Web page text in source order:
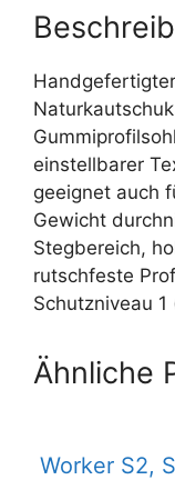
einstellbarer
geeignet auch
Gewicht
Stegbereich,
rutschfeste
Schutzniveau
Ähnliche
Worker S2,